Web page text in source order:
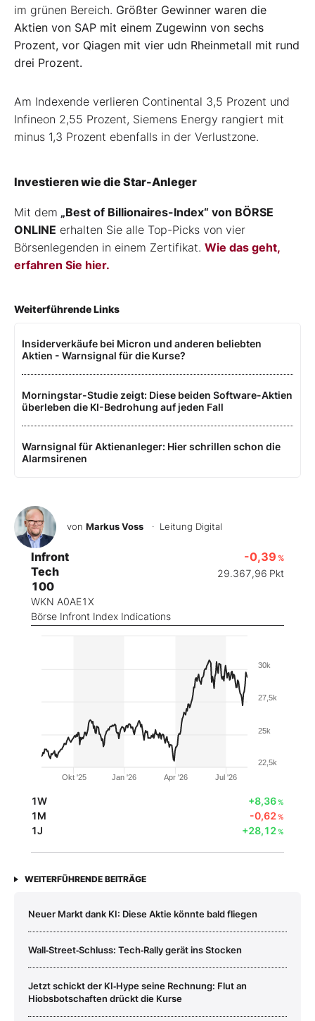
im grünen Bereich. Größter Gewinner waren die
Aktien von SAP mit einem Zugewinn von sechs
Prozent, vor Qiagen mit vier udn Rheinmetall mit rund
drei Prozent.
Am Indexende verlieren Continental 3,5 Prozent und
Infineon 2,55 Prozent, Siemens Energy rangiert mit
minus 1,3 Prozent ebenfalls in der Verlustzone.
Investieren wie die Star-Anleger
Mit dem „Best of Billionaires-Index“ von BÖRSE
ONLINE erhalten Sie alle Top-Picks von vier
Börsenlegenden in einem Zertifikat. Wie das geht,
erfahren Sie hier.
Weiterführende Links
Insiderverkäufe bei Micron und anderen beliebten
Aktien - Warnsignal für die Kurse?
Morningstar-Studie zeigt: Diese beiden Software-Aktien
überleben die KI-Bedrohung auf jeden Fall
Warnsignal für Aktienanleger: Hier schrillen schon die
Alarmsirenen
von Markus Voss · Leitung Digital
Infront
Tech
100
WKN A0AE1X
Börse Infront Index Indications
-0,39 %
29.367,96 Pkt
Okt '25 Jan '26 Apr '26 Jul '26
22,5k
25k
27,5k
30k
1W +8,36%
1M -0,62%
1J +28,12%
WEITERFÜHRENDE BEITRÄGE
Neuer Markt dank KI: Diese Aktie könnte bald fliegen
Wall‑Street‑Schluss: Tech‑Rally gerät ins Stocken
Jetzt schickt der KI‑Hype seine Rechnung: Flut an
Hiobsbotschaften drückt die Kurse